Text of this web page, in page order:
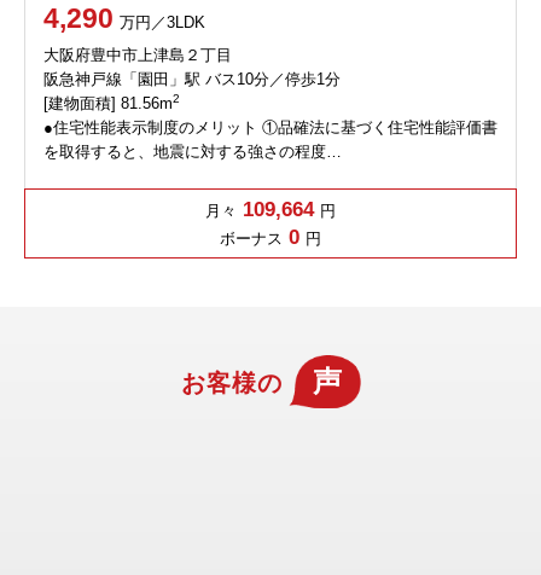
4,290 万円／3LDK
大阪府豊中市上津島２丁目
阪急神戸線「園田」駅 バス10分／停歩1分
[建物面積] 81.56m2
●住宅性能表示制度のメリット ①品確法に基づく住宅性能評価書
を取得すると、地震に対する強さの程度…
月々 109,664 円
ボーナス 0 円
お客様の 声